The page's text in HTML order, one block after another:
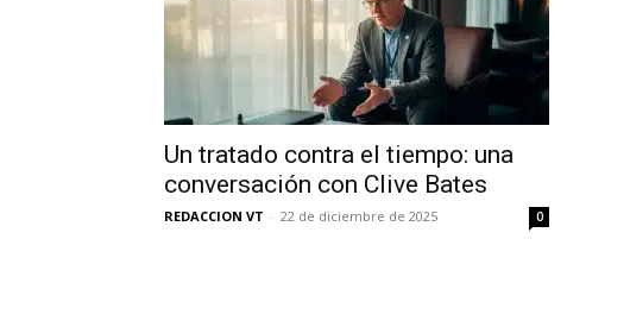
Un tratado contra el tiempo: una
conversación con Clive Bates
REDACCION VT - 22 de diciembre de 2025 0